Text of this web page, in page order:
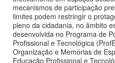
mecanismos de participação
limites podem restringir o
pleno da cidadania, no âmbito
desenvolvida no Programa de
Profissional e Tecnológica
Organização e Memórias de
Educação Profissional e